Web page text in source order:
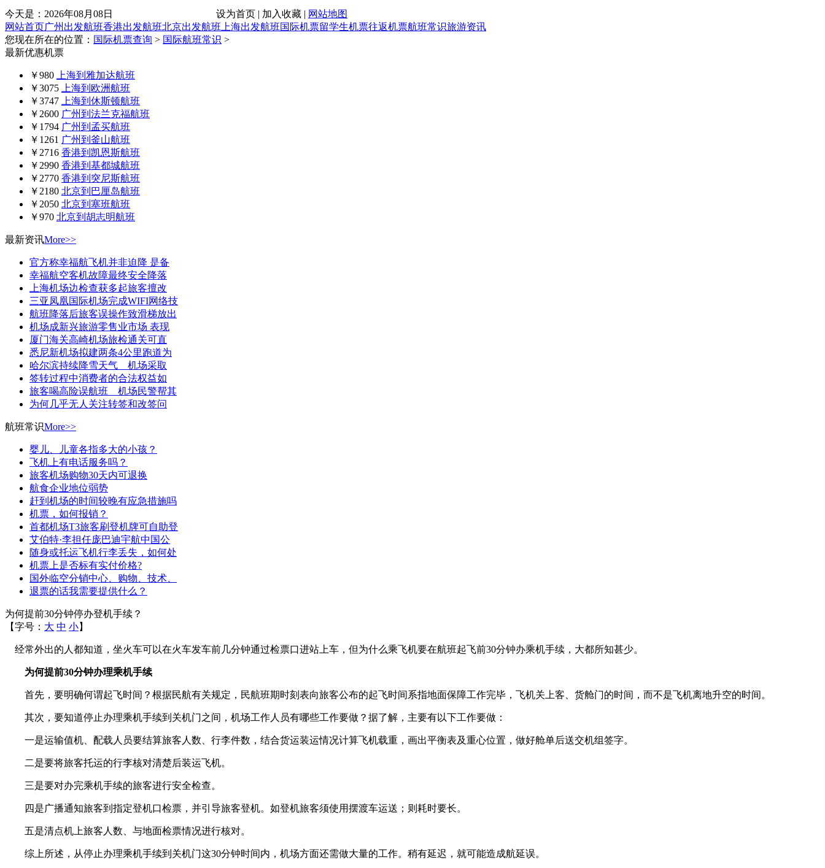
今天是： 2026年08月08日 设为首页 | 加入收藏 | 网站地图
网站首页广州出发航班香港出发航班北京出发航班 上海出发航班国际机票留学生机票往返机票航班常识旅游资讯
您现在所在的位置： 国际机票查询 > 国际航班常识 >
最新优惠机票
￥980
上海到雅加达航班
￥3075
上海到欧洲航班
￥3747
上海到休斯顿航班
￥2600 广州到法兰克福航班
￥1794 广州到孟买航班
￥1261 广州到釜山航班
￥2716 香港到凯恩斯航班
￥2990 香港到基都城航班
￥2770 香港到突尼斯航班
￥2180 北京到巴厘岛航班
￥2050 北京到塞班航班
￥970 北京到胡志明航班
最新资讯More>>
官方称幸福航飞机并非迫降 是备
幸福航空客机故障最终安全降落
上海机场边检查获多起旅客擅改
三亚凤凰国际机场完成WIFI网络技
航班降落后旅客误操作致滑梯放出
机场成新兴旅游零售业市场 表现
厦门海关高崎机场旅检通关可直
悉尼新机场拟建两条4公里跑道为
哈尔滨持续降雪天气 机场采取
签转过程中消费者的合法权益如
旅客喝高险误航班 机场民警帮其
为何几乎无人关注转签和改签问
航班常识More>>
婴儿、儿童各指多大的小孩？
飞机上有电话服务吗？
旅客机场购物30天内可退换
航食企业地位弱势
赶到机场的时间较晚有应急措施吗
机票，如何报销？
首都机场T3旅客刷登机牌可自助登
艾伯特·李担任庞巴迪宇航中国公
随身或托运飞机行李丢失，如何处
机票上是否标有实付价格?
国外临空分销中心、购物、技术、
退票的话我需要提供什么？
为何提前30分钟停办登机手续？
【字号： 大 中 小】
经常外出的人都知道，坐火车可以在火车发车前几分钟通过检票口进站上车，但为什么乘飞机要在航班起飞前30分钟办乘机手续，大都所知甚少。
为何提前30分钟办理乘机手续
首先，要明确何谓起飞时间？根据民航有关规定，民航班期时刻表向旅客公布的起飞时间系指地面保障工作完毕，飞机关上客、货舱门的时间，而不是飞机离地升空的时间。
其次，要知道停止办理乘机手续到关机门之间，机场工作人员有哪些工作要做？据了解，主要有以下工作要做：
一是运输值机、配载人员要结算旅客人数、行李件数，结合货运装运情况计算飞机载重，画出平衡表及重心位置，做好舱单后送交机组签字。
二是要将旅客托运的行李核对清楚后装运飞机。
三是要对办完乘机手续的旅客进行安全检查。
四是广播通知旅客到指定登机口检票，并引导旅客登机。如登机旅客须使用摆渡车运送；则耗时要长。
五是清点机上旅客人数、与地面检票情况进行核对。
综上所述，从停止办理乘机手续到关机门这30分钟时间内，机场方面还需做大量的工作。稍有延迟，就可能造成航延误。